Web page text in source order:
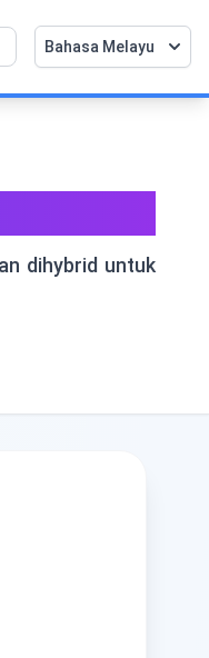
Bahasa Melayu
dihybrid untuk
menjadikannya
×